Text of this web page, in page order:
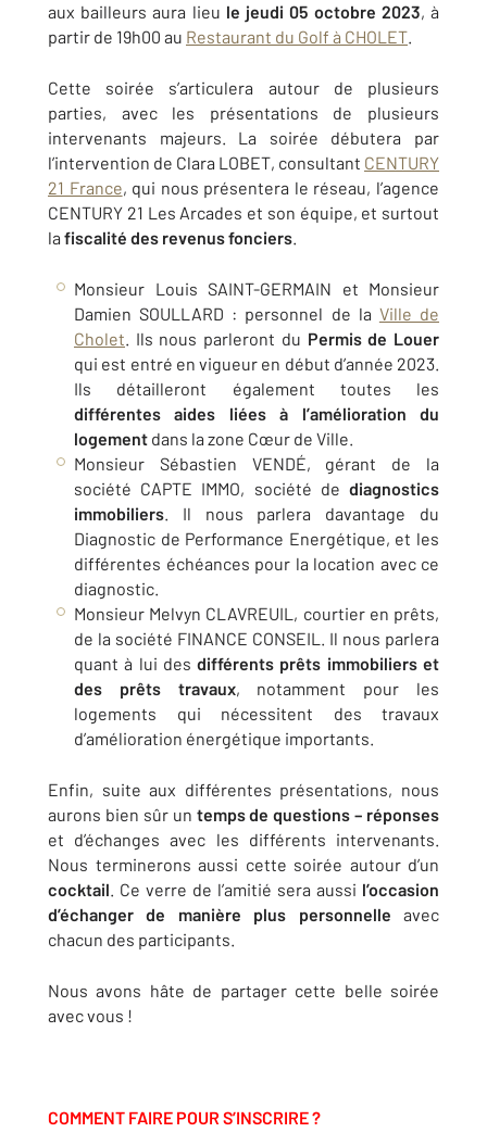
aux bailleurs aura lieu le jeudi 05 octobre 2023, à
partir de 19h00 au Restaurant du Golf à CHOLET.
Cette soirée s’articulera autour de plusieurs
parties, avec les présentations de plusieurs
intervenants majeurs. La soirée débutera par
l’intervention de Clara LOBET, consultant CENTURY
21 France, qui nous présentera le réseau, l’agence
CENTURY 21 Les Arcades et son équipe, et surtout
la fiscalité des revenus fonciers.
Monsieur Louis SAINT-GERMAIN et Monsieur
Damien SOULLARD : personnel de la Ville de
Cholet. Ils nous parleront du Permis de Louer
qui est entré en vigueur en début d’année 2023.
Ils détailleront également toutes les
différentes aides liées à l’amélioration du
logement dans la zone Cœur de Ville.
Monsieur Sébastien VENDÉ, gérant de la
société CAPTE IMMO, société de diagnostics
immobiliers. Il nous parlera davantage du
Diagnostic de Performance Energétique, et les
différentes échéances pour la location avec ce
diagnostic.
Monsieur Melvyn CLAVREUIL, courtier en prêts,
de la société FINANCE CONSEIL. Il nous parlera
quant à lui desdifférents prêts immobiliers et
des prêts travaux, notamment pour les
logements qui nécessitent des travaux
d’amélioration énergétique importants.
Enfin, suite aux différentes présentations, nous
aurons bien sûr un temps de questions – réponses
et d’échanges avec les différents intervenants.
Nous terminerons aussi cette soirée autour d’un
cocktail. Ce verre de l’amitié sera aussi l’occasion
d’échanger de manière plus personnelle avec
chacun des participants.
Nous avons hâte de partager cette belle soirée
avec vous !
COMMENT FAIRE POUR S’INSCRIRE ?